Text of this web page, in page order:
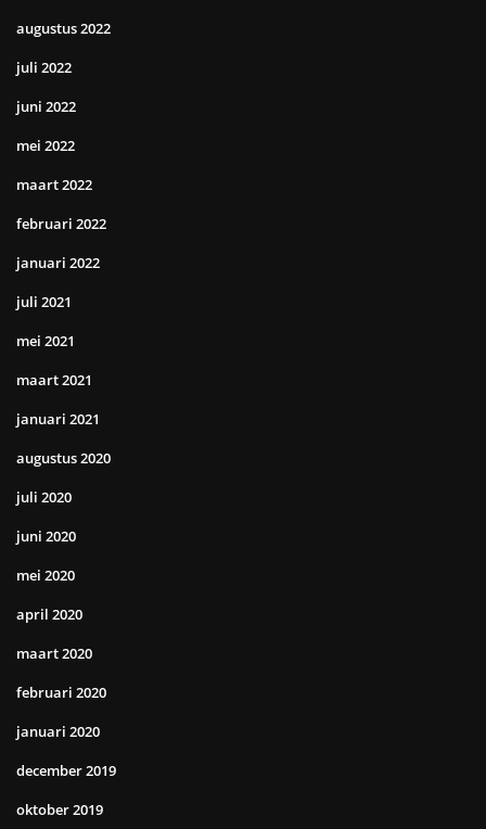
augustus 2022
juli 2022
juni 2022
mei 2022
maart 2022
februari 2022
januari 2022
juli 2021
mei 2021
maart 2021
januari 2021
augustus 2020
juli 2020
juni 2020
mei 2020
april 2020
maart 2020
februari 2020
januari 2020
december 2019
oktober 2019